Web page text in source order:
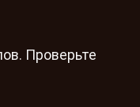
Проверьте